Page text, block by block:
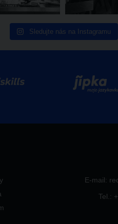
Sledujte nás na Instagramu
E-mail:
Tel.: